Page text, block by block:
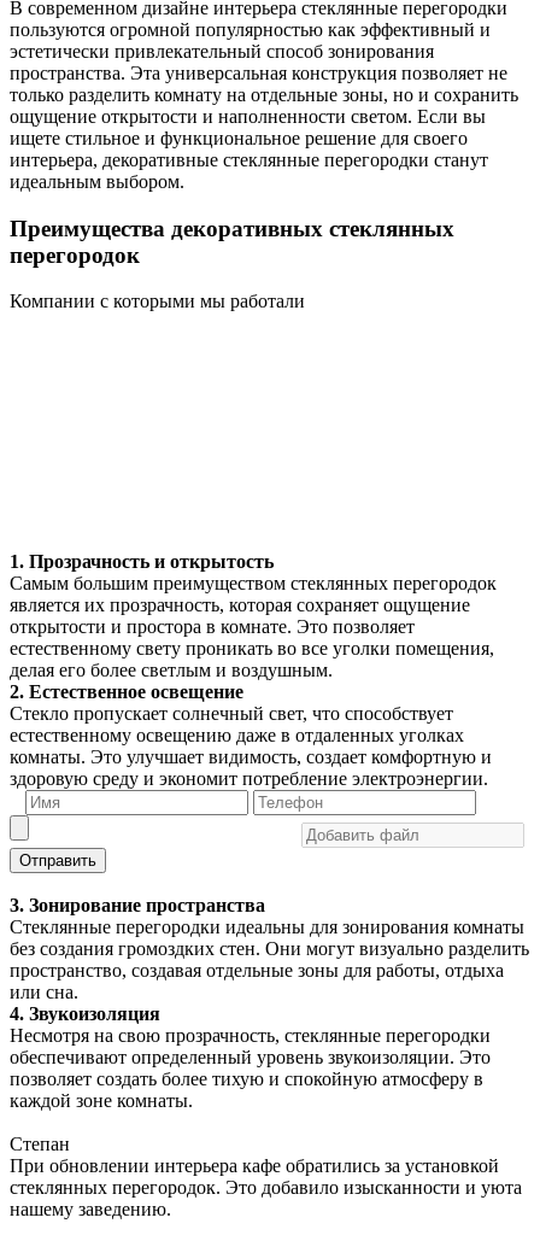
В современном дизайне интерьера стеклянные перегородки
пользуются огромной популярностью как эффективный и
эстетически привлекательный способ зонирования
пространства. Эта универсальная конструкция позволяет не
только разделить комнату на отдельные зоны, но и сохранить
ощущение открытости и наполненности светом. Если вы
ищете стильное и функциональное решение для своего
интерьера, декоративные стеклянные перегородки станут
идеальным выбором.
Преимущества декоративных стеклянных
перегородок
Компании с которыми мы работали
1. Прозрачность и открытость
Самым большим преимуществом стеклянных перегородок
является их прозрачность, которая сохраняет ощущение
открытости и простора в комнате. Это позволяет
естественному свету проникать во все уголки помещения,
делая его более светлым и воздушным.
2. Естественное освещение
Стекло пропускает солнечный свет, что способствует
естественному освещению даже в отдаленных уголках
комнаты. Это улучшает видимость, создает комфортную и
здоровую среду и экономит потребление электроэнергии.
Отправить
3. Зонирование пространства
Стеклянные перегородки идеальны для зонирования комнаты
без создания громоздких стен. Они могут визуально разделить
пространство, создавая отдельные зоны для работы, отдыха
или сна.
4. Звукоизоляция
Несмотря на свою прозрачность, стеклянные перегородки
обеспечивают определенный уровень звукоизоляции. Это
позволяет создать более тихую и спокойную атмосферу в
каждой зоне комнаты.
Степан
При обновлении интерьера кафе обратились за установкой
стеклянных перегородок. Это добавило изысканности и уюта
нашему заведению.